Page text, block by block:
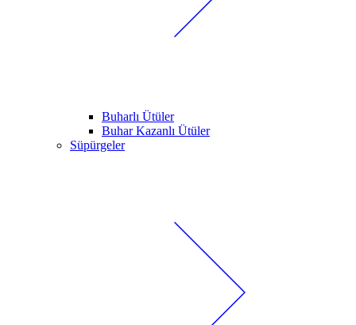
Buharlı Ütüler
Buhar Kazanlı Ütüler
Süpürgeler